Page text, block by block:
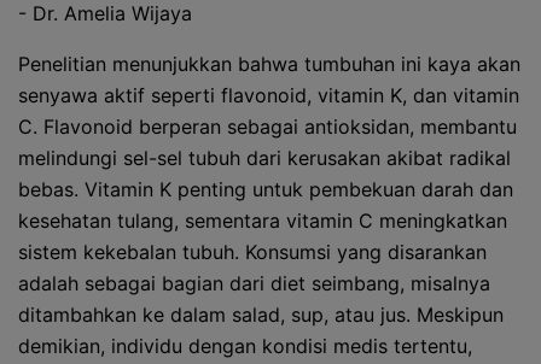
- Dr. Amelia Wijaya
Penelitian menunjukkan bahwa tumbuhan ini kaya akan
senyawa aktif seperti flavonoid, vitamin K, dan vitamin
C. Flavonoid berperan sebagai antioksidan, membantu
melindungi sel-sel tubuh dari kerusakan akibat radikal
bebas. Vitamin K penting untuk pembekuan darah dan
kesehatan tulang, sementara vitamin C meningkatkan
sistem kekebalan tubuh. Konsumsi yang disarankan
adalah sebagai bagian dari diet seimbang, misalnya
ditambahkan ke dalam salad, sup, atau jus. Meskipun
demikian, individu dengan kondisi medis tertentu,